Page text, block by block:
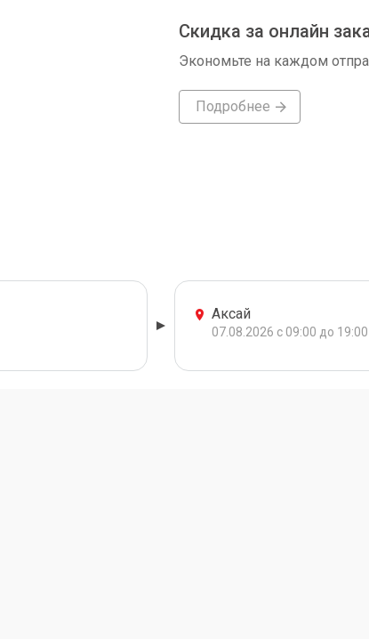
Скидка за онлайн
Экономьте на каждом
Подробнее
Аксай
07.08.2026 с 09:00 до 19:00